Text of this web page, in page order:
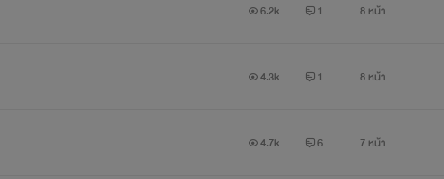
6.2k 1 8 หน้า
4.3k 1 8 หน้า
4.7k 6 7 หน้า